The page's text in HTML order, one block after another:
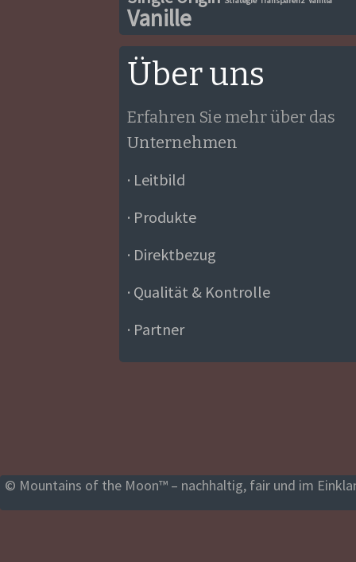
Vanille
Über uns
Erfahren Sie mehr über das
Unternehmen
· Leitbild
· Produkte
· Direktbezug
· Qualität & Kontrolle
· Partner
© Mountains of the Moon™ – nachhaltig, fair und im